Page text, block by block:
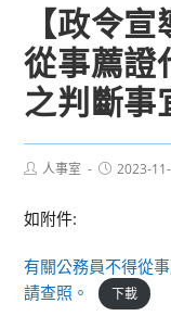
【政令
從事薦證
之判斷事
Post人事室
Post2023-
如附件:
有關公務員不得從
請查照。
下載